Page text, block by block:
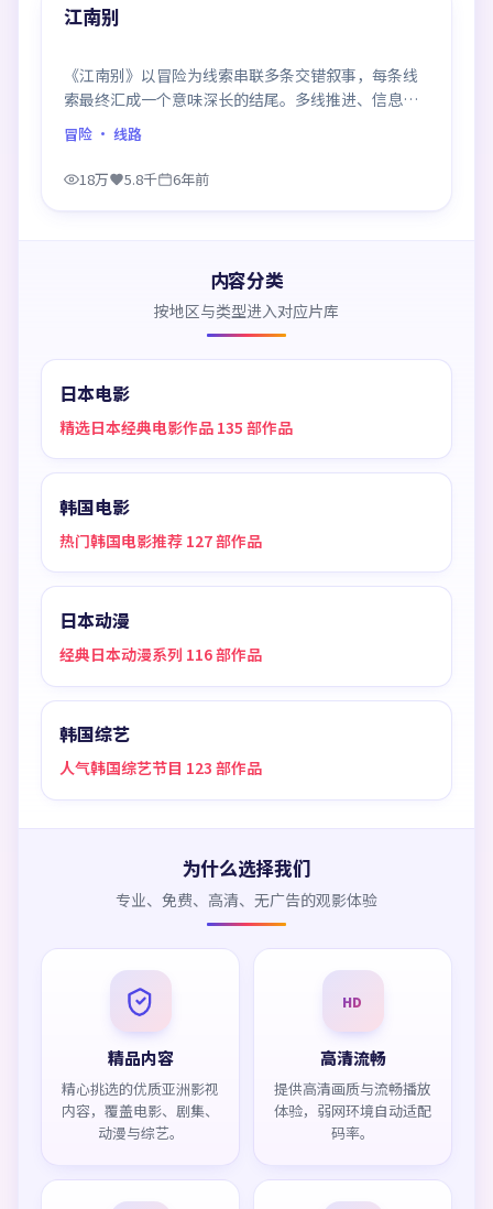
热门
江南别
《江南别》以冒险为线索串联多条交错叙事，每条线
索最终汇成一个意味深长的结尾。多线推进、信息密
度大，二刷时仍有新发现。
冒险 · 线路
18万 5.8千 6年前
内容分类
按地区与类型进入对应片库
日本电影
精选日本经典电影作品 135 部作品
韩国电影
热门韩国电影推荐 127 部作品
日本动漫
经典日本动漫系列 116 部作品
韩国综艺
人气韩国综艺节目 123 部作品
为什么选择我们
专业、免费、高清、无广告的观影体验
精品内容
精心挑选的优质亚洲影视
内容，覆盖电影、剧集、
动漫与综艺。
HD
高清流畅
提供高清画质与流畅播放
体验，弱网环境自动适配
码率。